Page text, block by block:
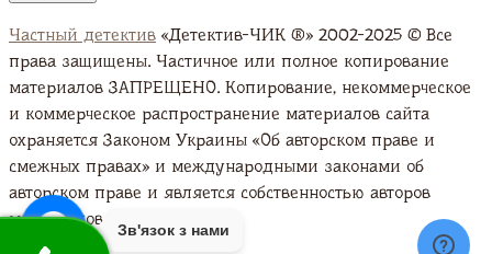
Зв'язок з нами
Частный детектив «Детектив-ЧИК ®» 2002-2025 © Все
права защищены. Частичное или полное копирование
материалов ЗАПРЕЩЕНО. Копирование, некоммерческое
и коммерческое распространение материалов сайта
охраняется Законом Украины «Об авторском праве и
смежных правах» и международными законами об
авторском праве и является собственностью авторов
материалов. Подробно